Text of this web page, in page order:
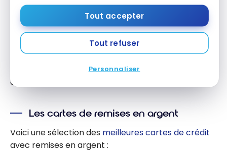
Tout accepter
Tout refuser
Personnaliser
Scène+ :
Jusqu’à 15%
de remise
Banques
Les émetteurs de cartes de crédit proposent
régulièrement des offres intéressantes pour
obtenir des remises en argent. Voici notre
classement des 10 meilleures offres de cartes de
crédit avec remise en argent.
Les cartes de remises en argent
Voici une sélection des meilleures cartes de crédit
avec remises en argent :